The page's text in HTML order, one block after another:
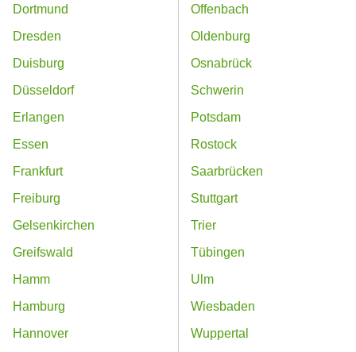
Dortmund
Dresden
Duisburg
Düsseldorf
Erlangen
Essen
Frankfurt
Freiburg
Gelsenkirchen
Greifswald
Hamm
Hamburg
Hannover
Offenbach
Oldenburg
Osnabrück
Schwerin
Potsdam
Rostock
Saarbrücken
Stuttgart
Trier
Tübingen
Ulm
Wiesbaden
Wuppertal